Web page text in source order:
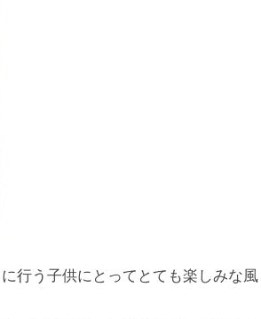
行う子供にとってとても楽しみな風